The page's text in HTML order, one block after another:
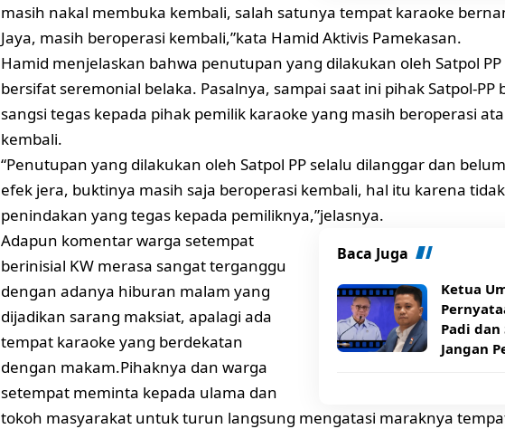
masih nakal membuka kembali, salah satunya tempat karaoke
Jaya, masih beroperasi kembali,”kata Hamid Aktivis Pamekasan.
Hamid menjelaskan bahwa penutupan yang dilakukan oleh Satpol
bersifat seremonial belaka. Pasalnya, sampai saat ini pihak Satpol-PP
sangsi tegas kepada pihak pemilik karaoke yang masih beroperasi
kembali.
“Penutupan yang dilakukan oleh Satpol PP selalu dilanggar dan
efek jera, buktinya masih saja beroperasi kembali, hal itu karena
penindakan yang tegas kepada pemiliknya,”jelasnya.
Baca Juga
Ketua
Padi
Jangan
Adapun komentar warga setempat
berinisial KW merasa sangat terganggu
dengan adanya hiburan malam yang
dijadikan sarang maksiat, apalagi ada
tempat karaoke yang berdekatan
dengan makam.Pihaknya dan warga
setempat meminta kepada ulama dan
tokoh masyarakat untuk turun langsung mengatasi maraknya